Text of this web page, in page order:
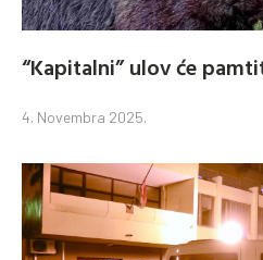
“Kapitalni” ulov će
4. Novembra 2025.